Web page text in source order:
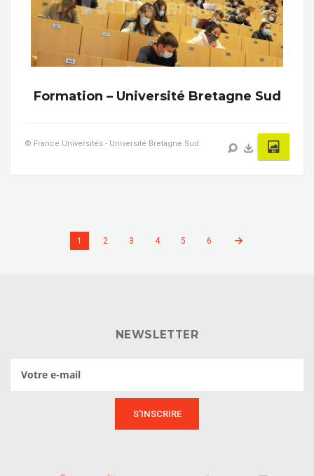
Formation – Université Bretagne Sud
© France Universités - Université Bretagne Sud
1 2 3 4 5 6
NEWSLETTER